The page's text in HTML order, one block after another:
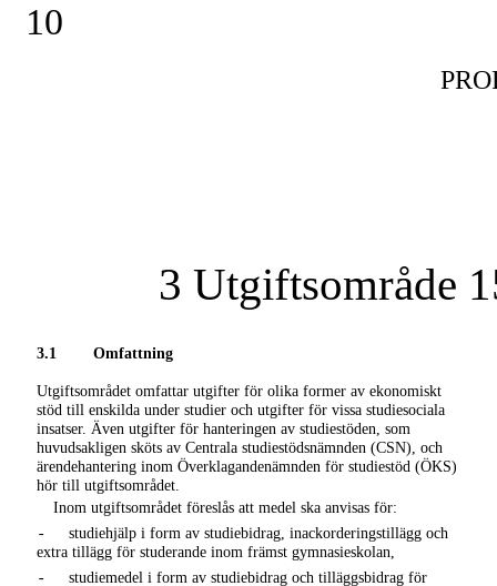
10
3 Utgiftsområde
3.1 Omfattning
Utgiftsområdet omfattar utgifter för olika former av ekonomiskt
stöd till enskilda under studier och utgifter för vissa studiesociala
insatser. Även utgifter för hanteringen av studiestöden, som
huvudsakligen sköts av Centrala studiestödsnämnden (CSN), och
ärendehantering inom Överklagandenämnden för studiestöd (ÖKS)
hör till utgiftsområdet.
Inom utgiftsområdet föreslås att medel ska anvisas för:
-
studiehjälp i form av studiebidrag, inackorderingstillägg och
extra tillägg för studerande inom främst gymnasieskolan,
-
studiemedel i form av studiebidrag och tilläggsbidrag för